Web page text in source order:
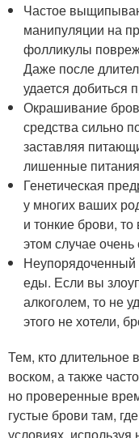
Частое
манипуляции на
фолликулы
Даже после
удается добиться
Окрашивание
средства сильно
заставляя
лишенные
Генетическая
у многих ваших
и тонкие брови,
этом случае очень
Неупорядоченный
еды. Если вы
алкоголем, то не
этого не хотели,
Тем, кто длительное
воском, а также
но проверенные
густые брови там,